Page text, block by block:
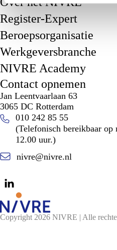
Register-Expert
Beroepsorganisatie
Werkgeversbranche
NIVRE Academy
Contact opnemen
Jan Leentvaarlaan 63
3065 DC Rotterdam
010 242 85 55
(Telefonisch bereikbaar op
12.00 uur.)
nivre@nivre.nl
Copyright 2026 NIVRE | Alle